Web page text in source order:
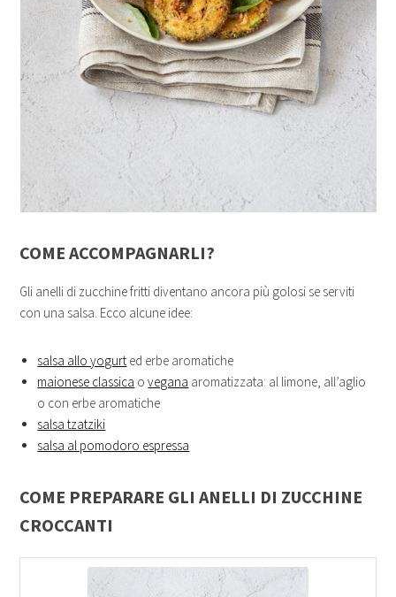
COME ACCOMPAGNARLI?
Gli anelli di zucchine fritti diventano ancora più golosi se serviti
con una salsa. Ecco alcune idee:
salsa allo yogurt ed erbe aromatiche
maionese classica ovegana aromatizzata: al limone, all’aglio
o con erbe aromatiche
salsa tzatziki
salsa al pomodoro espressa
COME PREPARARE GLI ANELLI DI ZUCCHINE
CROCCANTI